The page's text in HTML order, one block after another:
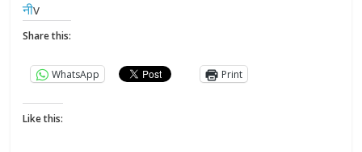
नीv
Share this:
WhatsApp Print
Like this: